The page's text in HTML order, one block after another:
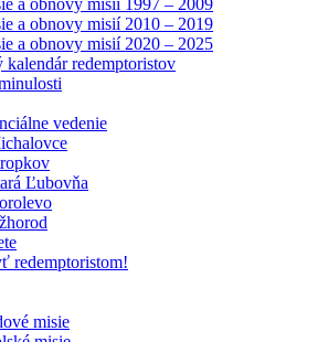
a obnovy misií 1997 – 2009
a obnovy misií 2010 – 2019
a obnovy misií 2020 – 2025
redemptoristov
vedenie
Ľubovňa
redemptoristom!
misie